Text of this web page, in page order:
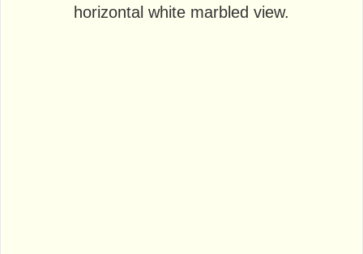
horizontal white marbled view.